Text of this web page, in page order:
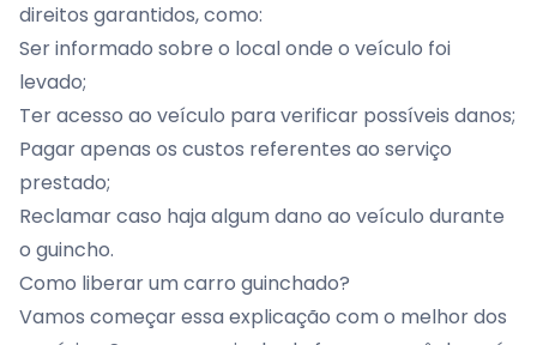
direitos garantidos, como:
Ser informado sobre o local onde o veículo foi
levado;
Ter acesso ao veículo para verificar possíveis danos;
Pagar apenas os custos referentes ao serviço
prestado;
Reclamar caso haja algum dano ao veículo durante
o guincho.
Como liberar um carro guinchado?
Vamos começar essa explicação com o melhor dos